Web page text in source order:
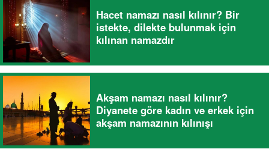
Hacet namazı nasıl kılınır? Bir
istekte, dilekte bulunmak için
kılınan namazdır
Akşam namazı nasıl kılınır?
Diyanete göre kadın ve erkek için
akşam namazının kılınışı